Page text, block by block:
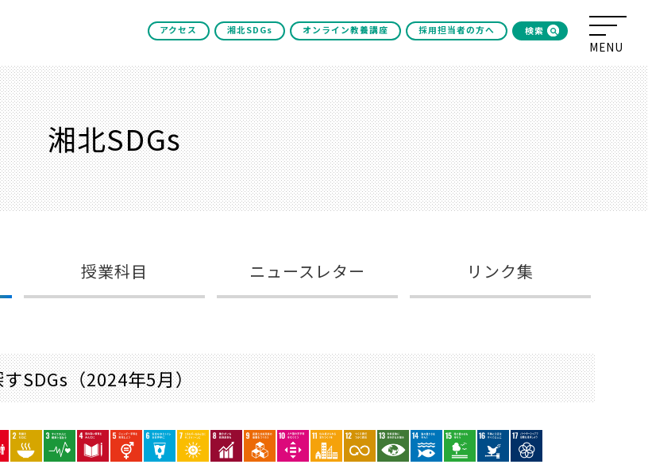
アクセス 湘北SDGs オンライン教養講座 採用担当者の方へ 検索
湘北SDGs
授業科目 ニュースレター リンク集
SDGs（2024年5月）